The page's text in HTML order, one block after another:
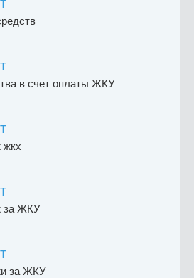
в счет оплаты ЖКУ
жкх
за ЖКУ
за ЖКУ